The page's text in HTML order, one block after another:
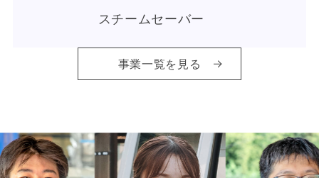
スチームセーバー
事業一覧を見る